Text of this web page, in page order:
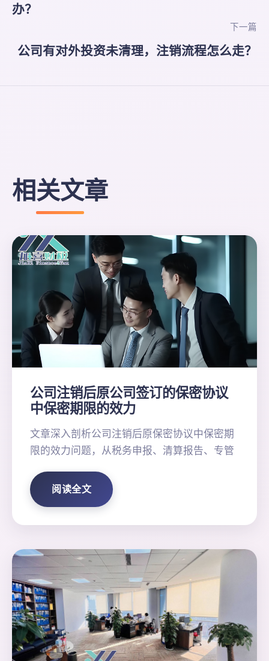
办？
下一篇
公司有对外投资未清理，注销流程怎么走？
相关文章
公司注销后原公司签订的保密协议
中保密期限的效力
文章深入剖析公司注销后原保密协议中保密期
限的效力问题，从税务申报、清算报告、专管
阅读全文